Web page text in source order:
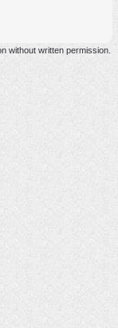
without written permission.